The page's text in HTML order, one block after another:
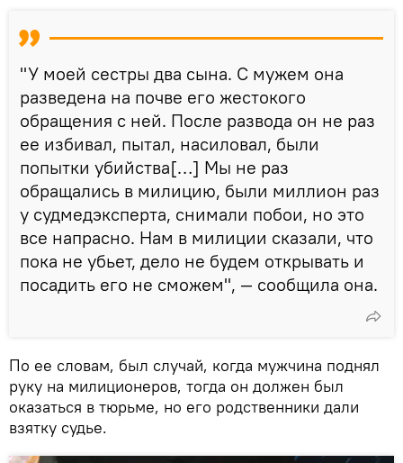
"У моей сестры два сына. С мужем она
разведена на почве его жестокого
обращения с ней. После развода он не раз
ее избивал, пытал, насиловал, были
попытки убийства[…] Мы не раз
обращались в милицию, были миллион раз
у судмедэксперта, снимали побои, но это
все напрасно. Нам в милиции сказали, что
пока не убьет, дело не будем открывать и
посадить его не сможем", — сообщила она.
По ее словам, был случай, когда мужчина поднял
руку на милиционеров, тогда он должен был
оказаться в тюрьме, но его родственники дали
взятку судье.